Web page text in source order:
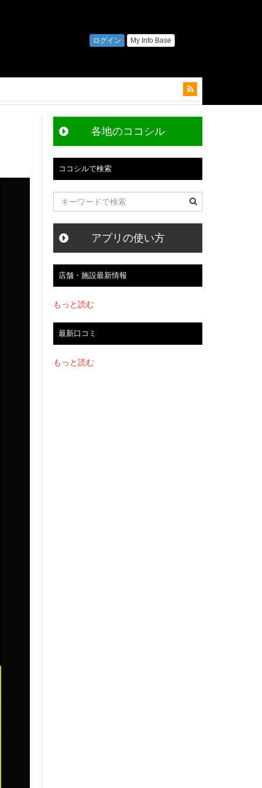
各地のココシル
ココシルで検索
アプリの使い方
店舗・施設最新情報
もっと読む
最新口コミ
もっと読む